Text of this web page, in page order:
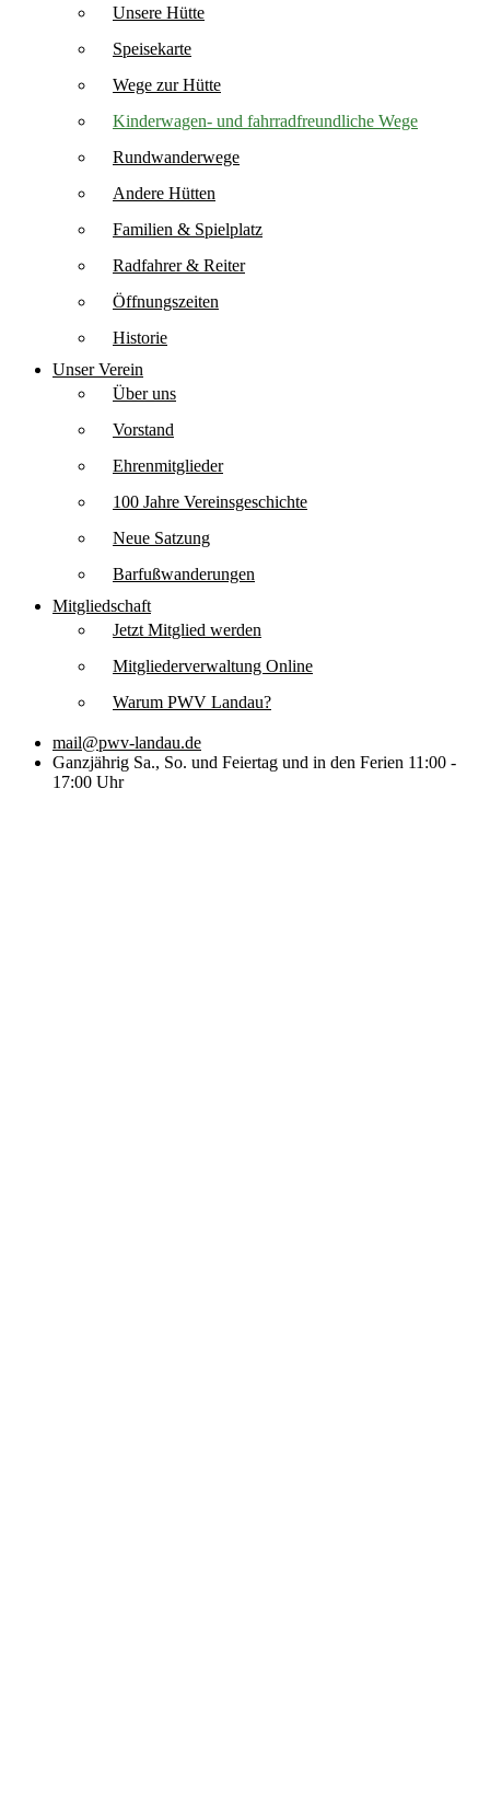
Unsere Hütte
Speisekarte
Wege zur Hütte
Kinderwagen- und fahrradfreundliche Wege
Rundwanderwege
Andere Hütten
Familien & Spielplatz
Radfahrer & Reiter
Öffnungszeiten
Historie
Unser Verein
Über uns
Vorstand
Ehrenmitglieder
100 Jahre Vereinsgeschichte
Neue Satzung
Barfußwanderungen
Mitgliedschaft
Jetzt Mitglied werden
Mitgliederverwaltung Online
Warum PWV Landau?
mail@pwv-landau.de
Ganzjährig Sa., So. und Feiertag und in den Ferien 11:00 -
17:00 Uhr